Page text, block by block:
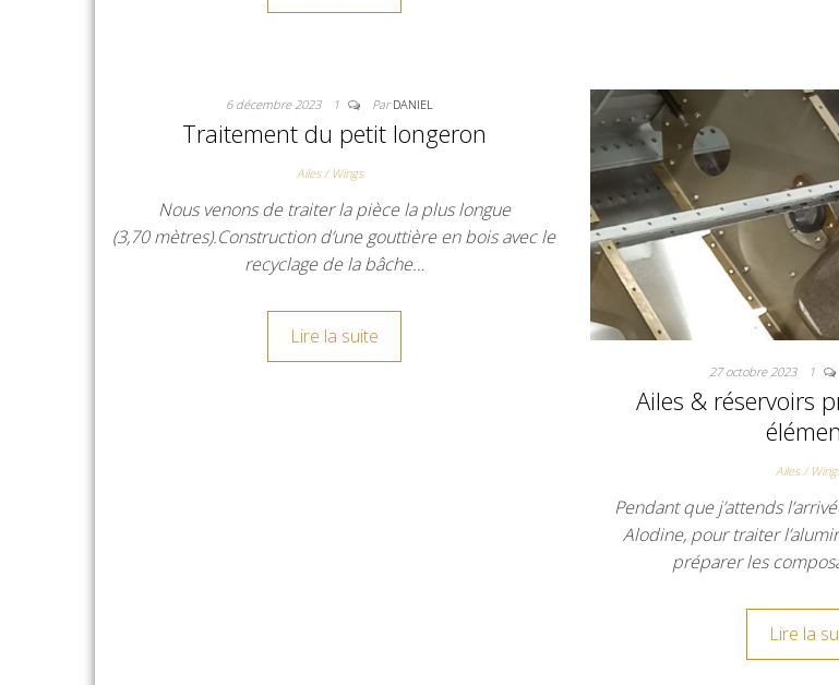
6 décembre 2023 1 ParDANIEL
Traitement du petit longeron
Ailes / Wings
Nous venons de traiter la pièce la plus longue
(3,70 mètres).Construction d’une gouttière en bois avec le
recyclage de la bâche…
Lire la suite
27 octobre 2023 1
Ailes & réservoirs
Ailes /
Pendant que j’attends
Alodine, pour traiter
préparer les
Lire la